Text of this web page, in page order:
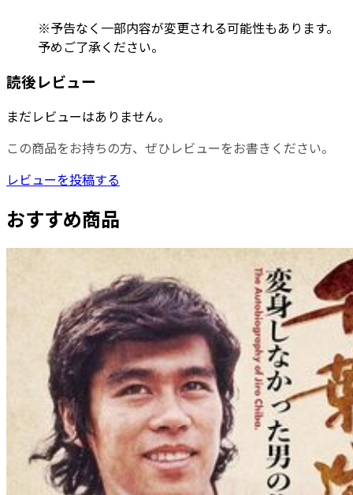
※予告なく一部内容が変更される可能性もあります。
予めご了承ください。
読後レビュー
まだレビューはありません。
この商品をお持ちの方、ぜひレビューをお書きください。
レビューを投稿する
おすすめ商品